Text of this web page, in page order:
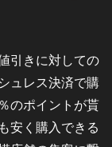
引きに対しての
ュレス決済で購
のポイントが貰
安く購入できる